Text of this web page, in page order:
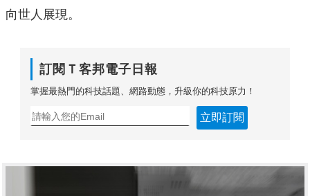
向世人展現。
訂閱Ｔ客邦電子日報
掌握最熱門的科技話題、網路動態，升級你的科技原力！
立即訂閱